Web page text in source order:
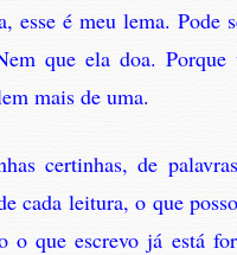
esse é meu lema.
que ela doa.
mais de uma.
certinhas, de
cada leitura, o que
o que escrevo já está